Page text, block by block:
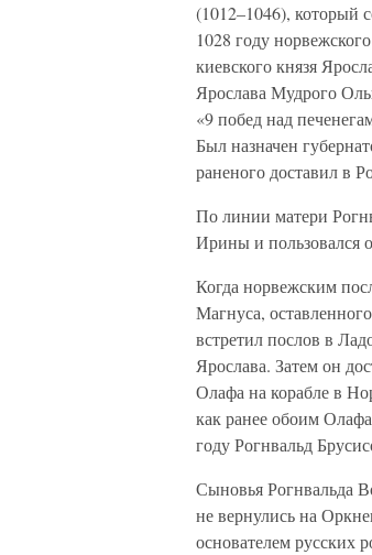
(1012–1046), который
1028 году
киевского князя
Ярослава Мудрого
«9 побед над
Был назначен
раненого доставил в
По линии матери
Ирины и пользовался
Когда норвежским
Магнуса,
встретил послов в
Ярослава. Затем он
Олафа на корабле в
как ранее обоим
году Рогнвальд
Сыновья Рогнвальда
не вернулись на
основателем русских